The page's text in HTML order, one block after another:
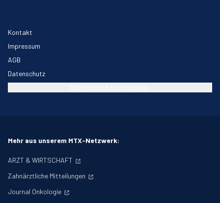
Kontakt
Impressum
AGB
Datenschutz
Mehr aus unserem MTX-Netzwerk:
ARZT & WIRTSCHAFT
Zahnärztliche Mitteilungen
Journal Onkologie